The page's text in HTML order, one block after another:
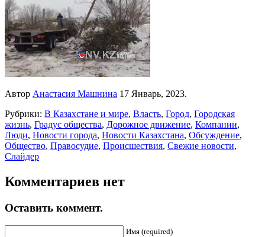
Автор Анастасия Машнина 17 Январь, 2023.
Рубрики: В Казахстане и мире, Власть, Город, Городская
жизнь, Градус общества, Дорожное движение, Компании,
Люди, Новости города, Новости Казахстана, Обсуждение,
Общество, Правосудие, Происшествия, Свежие новости,
Слайдер
Комментариев нет
Оставить коммент.
Имя (required)